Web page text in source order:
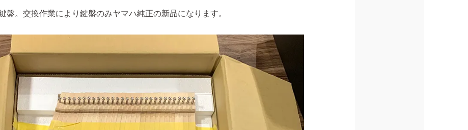
盤。交換作業により鍵盤のみヤマハ純正の新品になります。